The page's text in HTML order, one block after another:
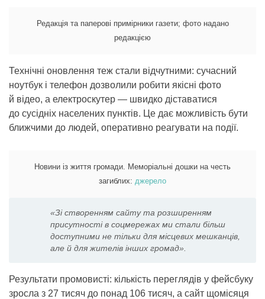
Редакція та паперові примірники газети; фото надано
редакцією
Технічні оновлення теж стали відчутними: сучасний
ноутбук і телефон дозволили робити якісні фото
й відео, а електроскутер — швидко діставатися
до сусідніх населених пунктів. Це дає можливість бути
ближчими до людей, оперативно реагувати на події.
Новини із життя громади. Меморіальні дошки на честь
загиблих: джерело
«Зі створенням сайту та розширенням
присутності в соцмережах ми стали більш
доступними не тільки для місцевих мешканців,
але й для жителів інших громад».
Результати промовисті: кількість переглядів у фейсбуку
зросла з 27 тисяч до понад 106 тисяч, а сайт щомісяця